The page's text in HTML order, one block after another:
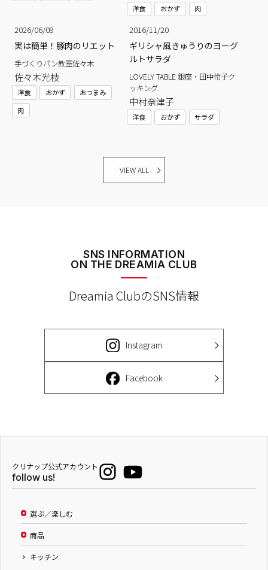
洋食 おかず 肉
2026/06/09
実は簡単！豚肉のリエット
手づくりパン教室佐々木
佐々木光枝
洋食 おかず
おつまみ
肉
2016/11/20
ギリシャ風きゅうりのヨーグ
ルトサラダ
LOVELY TABLE 銀座・田中伶子ク
ッキング
中村奈津子
洋食 おかず サラダ
VIEW ALL
SNS INFORMATION
ON THE DREAMIA CLUB
Dreamia ClubのSNS情報
Instagram
Facebook
クリナップ公式アカウント
follow us!
選ぶ／楽しむ
商品
キッチン